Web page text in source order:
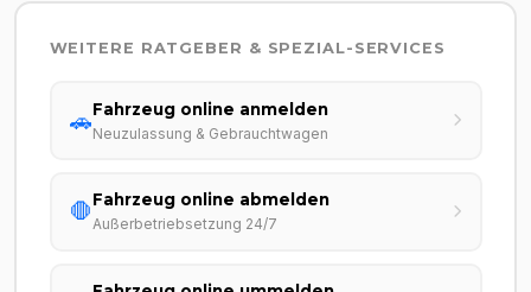
WEITERE RATGEBER & SPEZIAL-SERVICES
🚗Fahrzeug online anmelden
Neuzulassung & Gebrauchtwagen
🛑Fahrzeug online abmelden
Außerbetriebsetzung 24/7